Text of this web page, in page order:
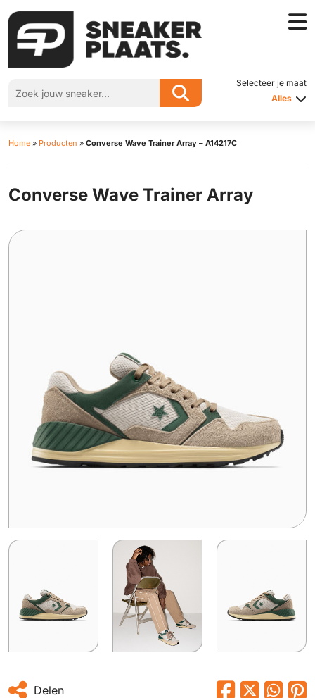
Selecteer je maat
Alles
Home » Producten » Converse Wave Trainer Array – A14217C
Converse Wave Trainer Array
Delen